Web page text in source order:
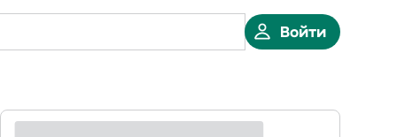
Войти